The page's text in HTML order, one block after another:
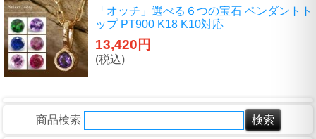
「オッチ」選べる６つの宝石 ペンダントト
ップ PT900 K18 K10対応
13,420円
(税込)
商品検索